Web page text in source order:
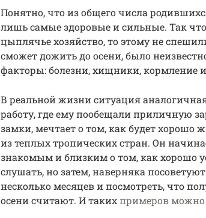
Понятно, что из общего числа
лишь самые здоровые и сильные. Так
цыплячье хозяйство, то этому не
сможет дожить до осени, было
факторы: болезни, хищники, кормление
В реальной жизни ситуация
работу, где ему пообещали приличную
замки, мечтает о том, как будет хорошо
из теплых тропических стран. Он
знакомым и близким о том, как хорошо
слушать, но затем, наверняка
несколько месяцев и посмотреть, что
осени считают. И таких примеров можно